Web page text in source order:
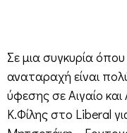
Σε μια συγκυρία
αναταραχή είναι
ύφεσης σε Αιγαίο
Κ.Φίλης στο Liberal